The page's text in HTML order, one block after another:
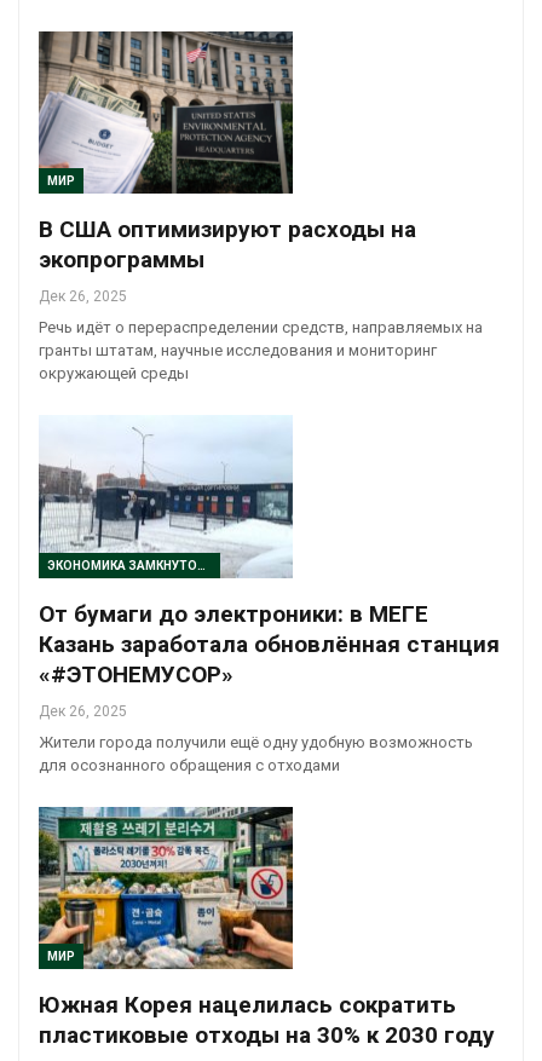
МИР
В США оптимизируют расходы на
экопрограммы
Дек 26, 2025
Речь идёт о перераспределении средств, направляемых на
гранты штатам, научные исследования и мониторинг
окружающей среды
ЭКОНОМИКА ЗАМКНУТОГО ЦИКЛА
От бумаги до электроники: в МЕГЕ
Казань заработала обновлённая станция
«#ЭТОНЕМУСОР»
Дек 26, 2025
Жители города получили ещё одну удобную возможность
для осознанного обращения с отходами
МИР
Южная Корея нацелилась сократить
пластиковые отходы на 30% к 2030 году